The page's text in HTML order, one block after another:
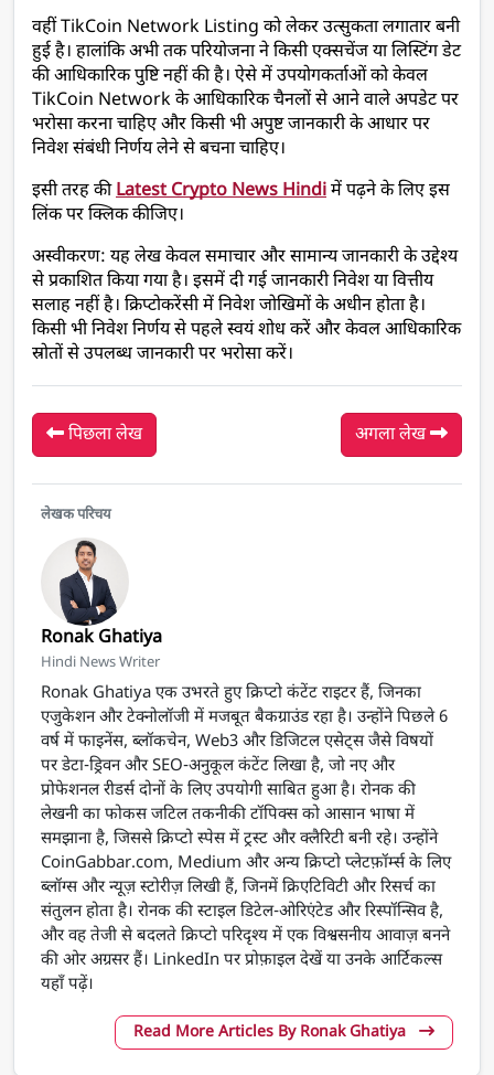
वहीं TikCoin Network Listing को लेकर उत्सुकता लगातार बनी
हुई है। हालांकि अभी तक परियोजना ने किसी एक्सचेंज या लिस्टिंग डेट
की आधिकारिक पुष्टि नहीं की है। ऐसे में उपयोगकर्ताओं को केवल
TikCoin Network के आधिकारिक चैनलों से आने वाले अपडेट पर
भरोसा करना चाहिए और किसी भी अपुष्ट जानकारी के आधार पर
निवेश संबंधी निर्णय लेने से बचना चाहिए।
इसी तरह की Latest Crypto News Hindi में पढ़ने के लिए इस
लिंक पर क्लिक कीजिए।
अस्वीकरण: यह लेख केवल समाचार और सामान्य जानकारी के उद्देश्य
से प्रकाशित किया गया है। इसमें दी गई जानकारी निवेश या वित्तीय
सलाह नहीं है। क्रिप्टोकरेंसी में निवेश जोखिमों के अधीन होता है।
किसी भी निवेश निर्णय से पहले स्वयं शोध करें और केवल आधिकारिक
स्रोतों से उपलब्ध जानकारी पर भरोसा करें।
पिछला लेख अगला लेख
लेखक परिचय
Ronak Ghatiya
Hindi News Writer
Ronak Ghatiya एक उभरते हुए क्रिप्टो कंटेंट राइटर हैं, जिनका
एजुकेशन और टेक्नोलॉजी में मजबूत बैकग्राउंड रहा है। उन्होंने पिछले 6
वर्ष में फाइनेंस, ब्लॉकचेन, Web3 और डिजिटल एसेट्स जैसे विषयों
पर डेटा-ड्रिवन और SEO-अनुकूल कंटेंट लिखा है, जो नए और
प्रोफेशनल रीडर्स दोनों के लिए उपयोगी साबित हुआ है। रोनक की
लेखनी का फोकस जटिल तकनीकी टॉपिक्स को आसान भाषा में
समझाना है, जिससे क्रिप्टो स्पेस में ट्रस्ट और क्लैरिटी बनी रहे। उन्होंने
CoinGabbar.com, Medium और अन्य क्रिप्टो प्लेटफ़ॉर्म्स के लिए
ब्लॉग्स और न्यूज़ स्टोरीज़ लिखी हैं, जिनमें क्रिएटिविटी और रिसर्च का
संतुलन होता है। रोनक की स्टाइल डिटेल-ओरिएंटेड और रिस्पॉन्सिव है,
और वह तेजी से बदलते क्रिप्टो परिदृश्य में एक विश्वसनीय आवाज़ बनने
की ओर अग्रसर हैं। LinkedIn पर प्रोफ़ाइल देखें या उनके आर्टिकल्स
यहाँ पढ़ें।
Read More Articles By Ronak Ghatiya